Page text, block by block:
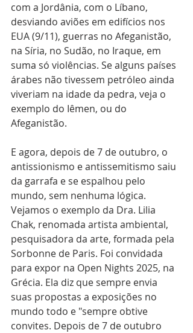
com a Jordânia, com o Líbano,
desviando aviões em edifícios nos
EUA (9/11), guerras no Afeganistão,
na Síria, no Sudão, no Iraque, em
suma só violências. Se alguns países
árabes não tivessem petróleo ainda
viveriam na idade da pedra, veja o
exemplo do Iêmen, ou do
Afeganistão.
E agora, depois de 7 de outubro, o
antissionismo e antissemitismo saiu
da garrafa e se espalhou pelo
mundo, sem nenhuma lógica.
Vejamos o exemplo da Dra. Lilia
Chak, renomada artista ambiental,
pesquisadora da arte, formada pela
Sorbonne de Paris. Foi convidada
para expor na Open Nights 2025, na
Grécia. Ela diz que sempre envia
suas propostas a exposições no
mundo todo e "sempre obtive
convites. Depois de 7 de outubro